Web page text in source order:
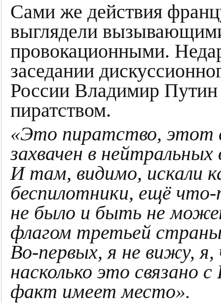
Сами же действия
выглядели
провокационными.
заседании
России Владимир Путин
пиратством.
«Это пиратство, этот
захвачен в нейтральных
И там, видимо, искали
беспилотники, ещё
не было и быть не
флагом третьей
Во-первых, я не вижу, я,
насколько это связано
факт имеет место».